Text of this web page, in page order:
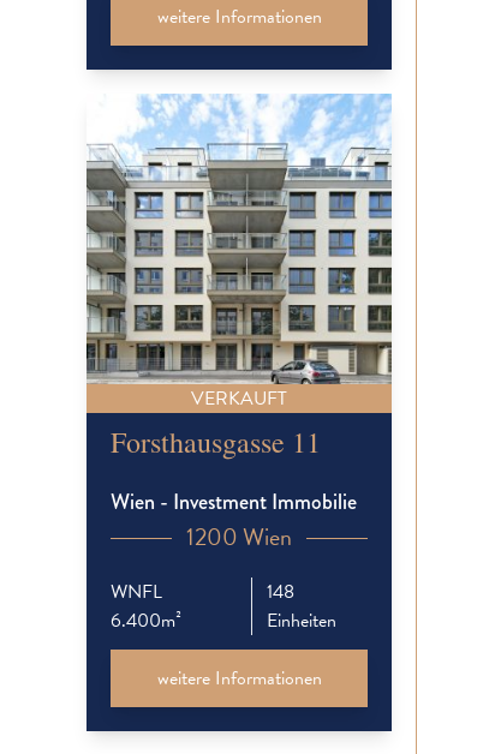
weitere Informationen
VERKAUFT
Forsthausgasse 11
Wien - Investment Immobilie
1200 Wien
WNFL
6.400m²
148
Einheiten
weitere Informationen